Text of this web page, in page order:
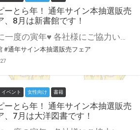
ーとら年！ 通年サイン本抽選販売
、8月は新書館です！
#通年サイン本抽選販売フェア
イベント 女性向け 書籍
ーとら年！ 通年サイン本抽選販売
、7月は大洋図書です！